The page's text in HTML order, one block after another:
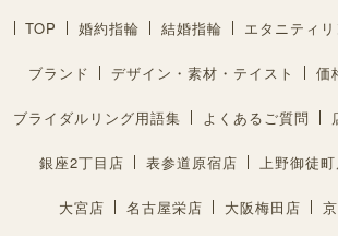
TOP 婚約指輪 結婚指輪 エタニティ
ブランド デザイン・素材・テイスト 価
ブライダルリング用語集 よくあるご質問
銀座2丁目店 表参道原宿店 上野御徒
大宮店 名古屋栄店 大阪梅田店